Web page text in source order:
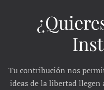
Tu contribución nos
ideas de la libertad llegen